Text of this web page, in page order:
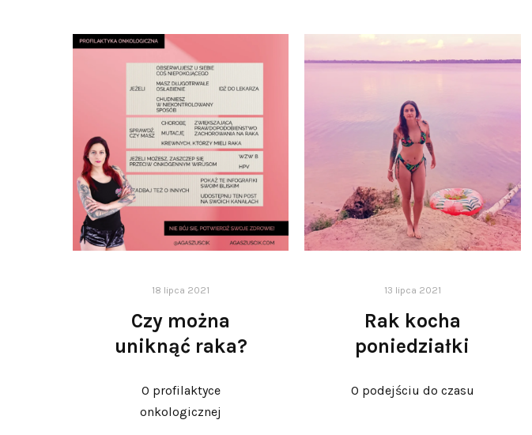
18 lipca 2021
Czy można
uniknąć raka?
O profilaktyce
onkologicznej
13 lipca 2021
Rak kocha
poniedziałki
O podejściu do czasu